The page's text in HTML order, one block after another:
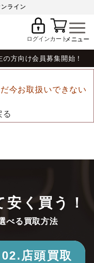
ンライン
ログインカート
方向け会員募集開始！
今お取扱いできない
る
く買う！
べる買取方法
02.店頭買取